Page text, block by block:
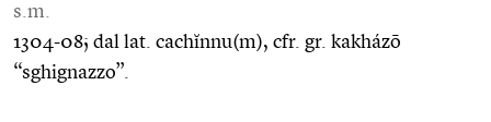
s.m.
1304-08; dal lat. cachĭnnu(m), cfr. gr. kakházō
“sghignazzo”.